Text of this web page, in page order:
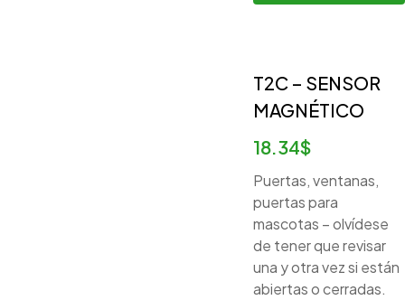
T2C – SENSOR
MAGNÉTICO
18.34$
Puertas, ventanas,
puertas para
mascotas – olvídese
de tener que revisar
una y otra vez si están
abiertas o cerradas.